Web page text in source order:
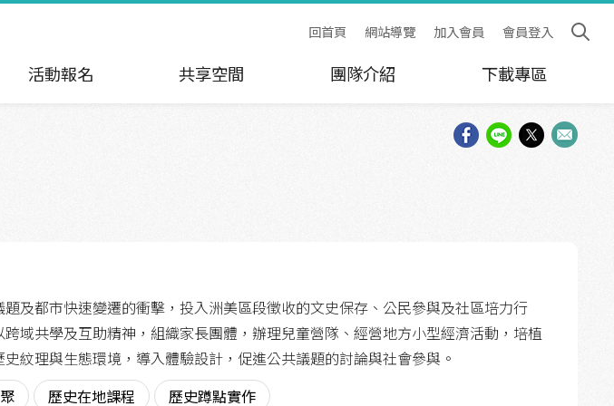
回首頁 網站導覽 加入會員 會員登入
活動報名 共享空間 團隊介紹 下載專區
題及都市快速變遷的衝擊，投入洲美區段徵收的文史保存、公民參與及社區培力行
域共學及互助精神，組織家長團體，辦理兒童營隊、經營地方小型經濟活動，培植
紋理與生態環境，導入體驗設計，促進公共議題的討論與社會參與。
歷史在地課程 歷史蹲點實作